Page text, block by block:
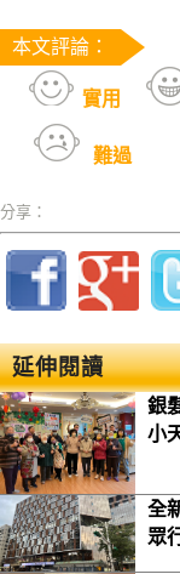
本文評論：
實用
難過
分享：
延伸閱讀
銀
小
全
眾